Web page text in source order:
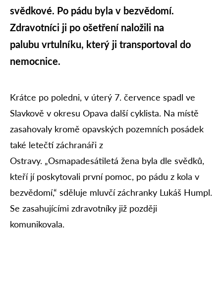
svědkové. Po pádu byla v bezvědomí.
Zdravotníci ji po ošetření naložili na
palubu vrtulníku, který ji transportoval do
nemocnice.
Krátce po poledni, v úterý 7. července spadl ve
Slavkově v okresu Opava další cyklista. Na místě
zasahovaly kromě opavských pozemních posádek
také letečtí záchranáři z
Ostravy. „Osmapadesátiletá žena byla dle svědků,
kteří jí poskytovali první pomoc, po pádu z kola v
bezvědomí,“ sděluje mluvčí záchranky Lukáš Humpl.
Se zasahujícími zdravotníky již později
komunikovala.